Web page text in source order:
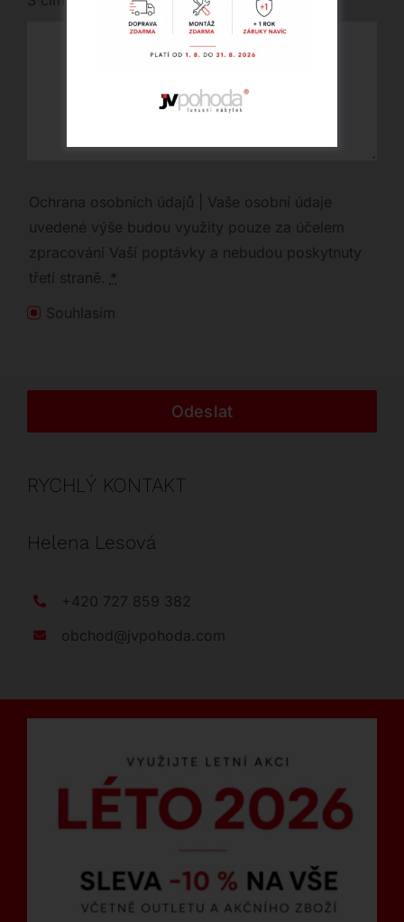
Ochrana osobních údajů | Vaše osobní údaje
uvedené výše budou využity pouze za účelem
zpracování Vaší poptávky a nebudou poskytnuty
třetí straně. *
Souhlasím
Odeslat
RYCHLÝ KONTAKT
Helena Lesová
+420 727 859 382
obchod@jvpohoda.com